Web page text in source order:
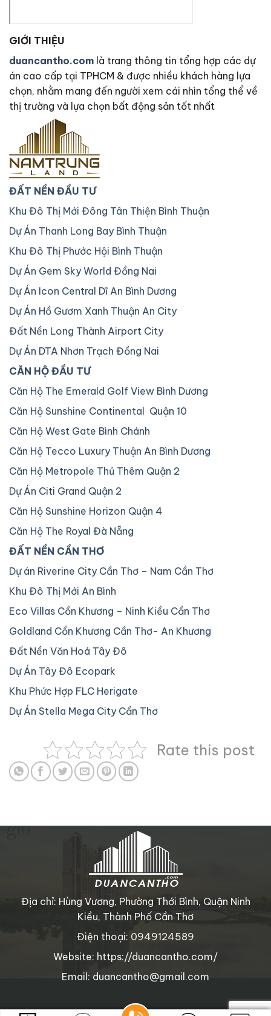
GIỚI THIỆU
duancantho.com là trang thông tin tổng hợp các dự
án cao cấp tại TPHCM & được nhiều khách hàng lựa
chọn, nhằm mang đến người xem cái nhìn tổng thể về
thị trường và lựa chọn bất động sản tốt nhất
ĐẤT NỀN ĐẦU TƯ
Khu Đô Thị Mới Đông Tân Thiện Bình Thuận
Dự Án Thanh Long Bay Bình Thuận
Khu Đô Thị Phước Hội Bình Thuận
Dự Án Gem Sky World Đồng Nai
Dự Án Icon Central Dĩ An Bình Dương
Dự Án Hồ Gươm Xanh Thuận An City
Đất Nền Long Thành Airport City
Dự Án DTA Nhơn Trạch Đồng Nai
CĂN HỘ ĐẦU TƯ
Căn Hộ The Emerald Golf View Bình Dương
Căn Hộ Sunshine Continental Quận 10
Căn Hộ West Gate Bình Chánh
Căn Hộ Tecco Luxury Thuận An Bình Dương
Căn Hộ Metropole Thủ Thêm Quận 2
Dự Án Citi Grand Quận 2
Căn Hộ Sunshine Horizon Quận 4
Căn Hộ The Royal Đà Nẵng
ĐẤT NỀN CẦN THƠ
Dự án Riverine City Cần Thơ – Nam Cần Thơ
Khu Đô Thị Mới An Bình
Eco Villas Cồn Khương – Ninh Kiều Cần Thơ
Goldland Cồn Khương Cần Thơ- An Khương
Đất Nền Văn Hoá Tây Đô
Dự Án Tây Đô Ecopark
Khu Phức Hợp FLC Herigate
Dự Án Stella Mega City Cần Thơ
Rate this post
Địa chỉ: Hùng Vương, Phường Thới Bình, Quận Ninh
Kiều, Thành Phố Cần Thơ
Điện thoại: 0949124589
Website: https://duancantho.com/
Email: duancantho@gmail.com